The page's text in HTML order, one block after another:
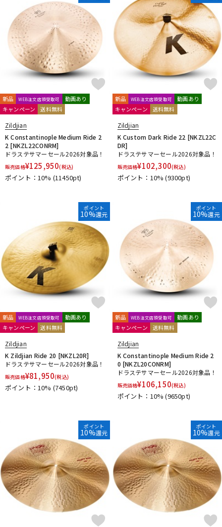
新品 WEB注文店頭受取可
動画あり
キャンペーン
送料無料
Zildjian
K Constantinople Medium Ride 2
2 [NKZL22CONRM]
ドラステサマーセール2026対象品！
販売価格¥125,950(税込)
ポイント：10% (11450pt)
新品 WEB注文店頭受取可
動画あり
キャンペーン
送料無料
Zildjian
K Custom Dark Ride 22 [NKZL22C
DR]
ドラステサマーセール2026対象品！
販売価格¥102,300(税込)
ポイント：10%(9300pt)
ポイント
10%還元
新品 WEB注文店頭受取可
動画あり
キャンペーン
送料無料
Zildjian
K Zildjian Ride 20 [NKZL20R]
ドラステサマーセール2026対象品！
販売価格¥81,950(税込)
ポイント：10% (7450pt)
ポイント
10%還元
新品 WEB注文店頭受取可
動画あり
キャンペーン
送料無料
Zildjian
K Constantinople Medium Ride 2
0 [NKZL20CONRM]
ドラステサマーセール2026対象品！
販売価格¥106,150(税込)
ポイント：10%(9650pt)
ポイント
10%還元
ポイント
10%還元